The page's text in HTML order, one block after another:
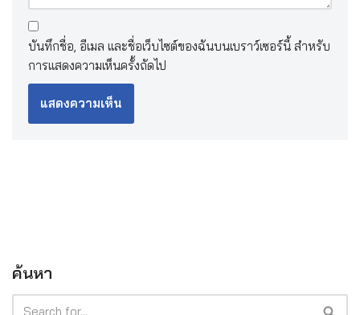
บันทึกชื่อ, อีเมล และชื่อเว็บไซต์ของฉันบนเบราว์เซอร์นี้ สำหรับ
การแสดงความเห็นครั้งถัดไป
ค้นหา